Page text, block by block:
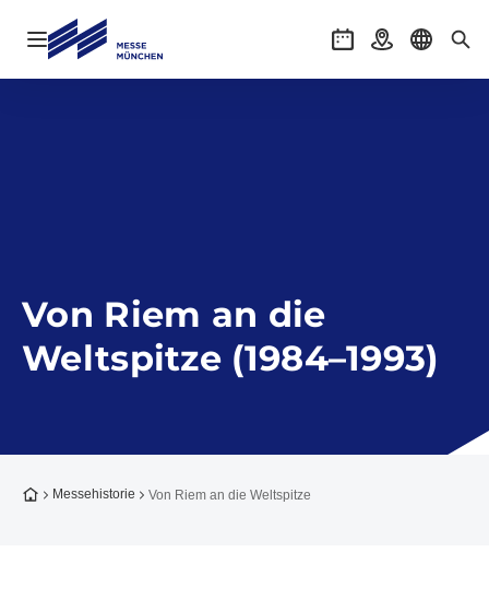
Navigation öffnen Veranstaltungen
AnreiseSprache
Von Riem an die
Weltspitze (1984–1993)
Zur Startseite
Messehistorie Von Riem an die Weltspitze